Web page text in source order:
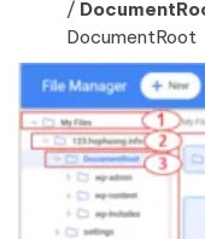
/
DocumentRoot